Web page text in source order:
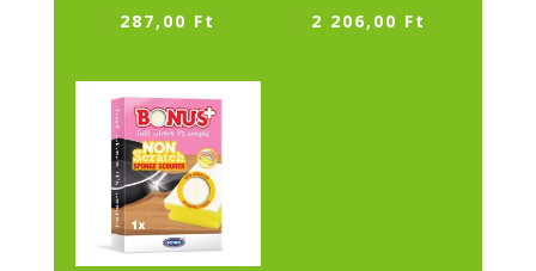
287,00 Ft 2 206,00 Ft